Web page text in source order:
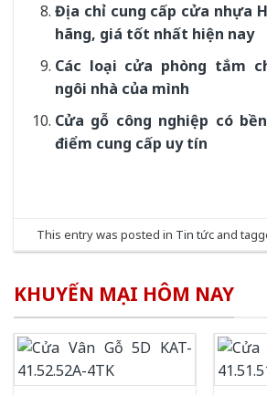
Địa chỉ cung cấp cửa nhựa
hãng, giá tốt nhất hiện nay
Các loại cửa phòng tắm
ngôi nhà của mình
Cửa gỗ công nghiệp có
điểm cung cấp uy tín
This entry was posted in Tin tức and
KHUYẾN MẠI HÔM NAY